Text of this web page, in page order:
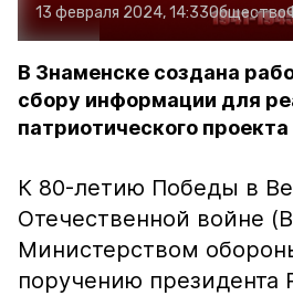
13 февраля 2024, 14:33Общество
В Знаменске создана
сбору информации для
патриотического проекта
К 80-летию Победы в
Отечественной войне
Министерством
поручению президента